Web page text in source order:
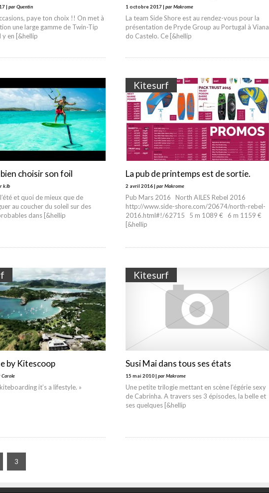
| par Quentin
paye ton choix !! On met à
une large gamme de Twin-Tip
y en [&hellip
1 octobre 2017 | par Makrome
La team Side Shore est au rendez-vous pour la
présentation de Pryde Group au Portugal à Viana
do Castelo. Ce [&hellip
choisir son foil
k.lb
et quoi de mieux que de
au coucher du soleil sur des
dans [&hellip
Kitesurf
La pub de printemps est de sortie.
2 avril 2016 | par Makrome
Pub Mars 2016 North AILES Rebel 2016
http://www.side-shore.com/20674/north-rebel-
2016.html#!/62715 5 m 1089 € 6 m 1159 €
[&hellip
by Kitescoop
Carole
it’s a lifestyle. »
Kitesurf
Susi Mai dans tous ses états
15 mai 2010 | par Makrome
Une petite trilogie mettant en scène l’égérie sexy
de Cabrinha. A travers ses 3 épisodes, la belle et
ses quelques [&hellip
3